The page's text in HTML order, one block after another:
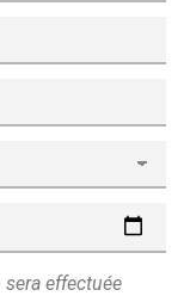
effectuée